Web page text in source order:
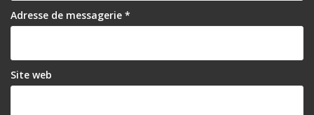
Adresse de messagerie *
Site web